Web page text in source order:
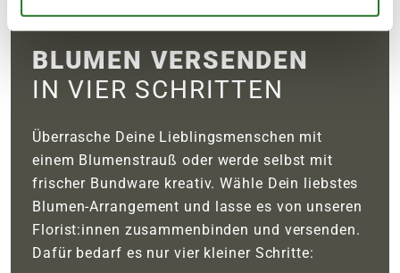
BLUMEN VERSENDEN
IN VIER SCHRITTEN
Überrasche Deine Lieblingsmenschen mit
einem Blumenstrauß oder werde selbst mit
frischer Bundware kreativ. Wähle Dein liebstes
Blumen-Arrangement und lasse es von unseren
Florist:innen zusammenbinden und versenden.
Dafür bedarf es nur vier kleiner Schritte: